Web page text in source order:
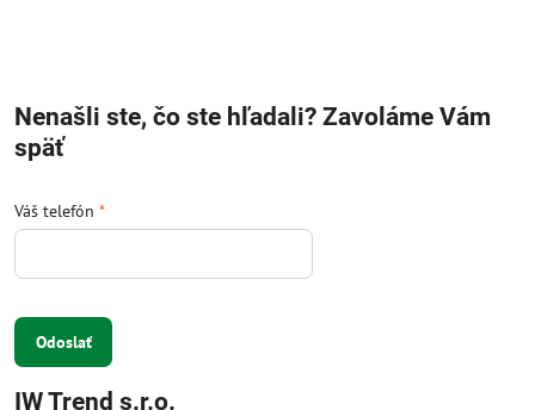
Nenašli ste, čo ste hľadali? Zavoláme Vám
späť
Váš telefón *
Odoslať
IW Trend s.r.o.